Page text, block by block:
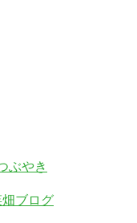
ぶやき
畑ブログ